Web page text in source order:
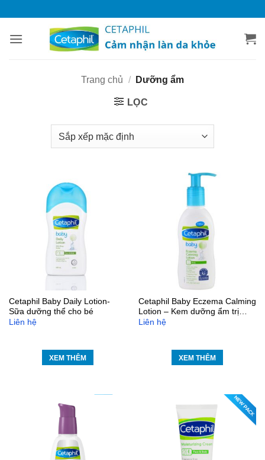
nội
Trang chủ / Dưỡng ẩm
LỌC
Cetaphil Baby Daily Lotion-
Sữa dưỡng thể cho bé
Liên hệ
XEM THÊM
Cetaphil Baby Eczema Calming
Lotion – Kem dưỡng ẩm trị
chàm
Liên hệ
XEM THÊM